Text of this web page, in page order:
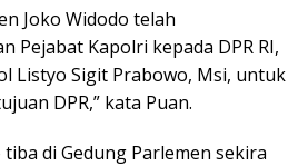
Joko Widodo telah
Pejabat Kapolri kepada DPR RI,
Listyo Sigit Prabowo, Msi, untuk
DPR,” kata Puan.
di Gedung Parlemen sekira